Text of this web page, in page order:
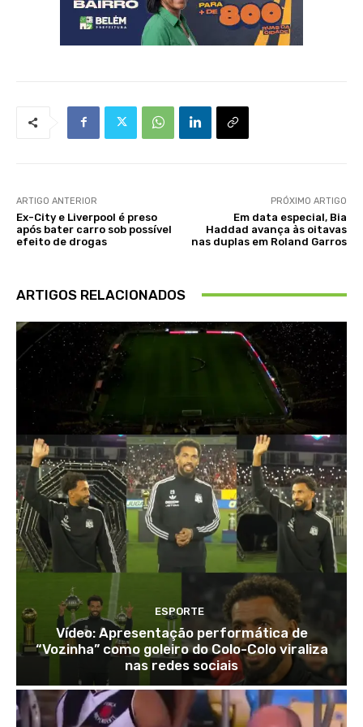
ARTIGO ANTERIOR
Ex-City e Liverpool é preso
após bater carro sob possível
efeito de drogas
PRÓXIMO ARTIGO
Em data especial, Bia
Haddad avança às oitavas
nas duplas em Roland Garros
ARTIGOS RELACIONADOS
ESPORTE
Vídeo: Apresentação performática de
“Vozinha” como goleiro do Colo-Colo viraliza
nas redes sociais